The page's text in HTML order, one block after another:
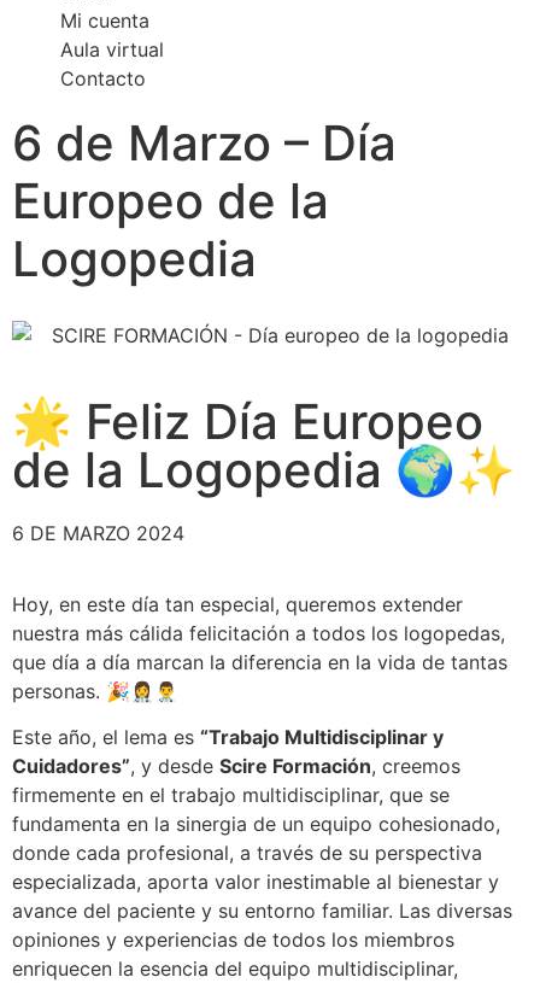
Mi cuenta
Aula virtual
Contacto
6 de Marzo – Día
Europeo de la
Logopedia
🌟 Feliz Día Europeo
de la Logopedia 🌍✨
6 DE MARZO 2024
Hoy, en este día tan especial, queremos extender
nuestra más cálida felicitación a todos los logopedas,
que día a día marcan la diferencia en la vida de tantas
personas. 🎉👩‍⚕️👨‍⚕️
Este año, el lema es “Trabajo Multidisciplinar y
Cuidadores”, y desde Scire Formación, creemos
firmemente en el trabajo multidisciplinar, que se
fundamenta en la sinergia de un equipo cohesionado,
donde cada profesional, a través de su perspectiva
especializada, aporta valor inestimable al bienestar y
avance del paciente y su entorno familiar. Las diversas
opiniones y experiencias de todos los miembros
enriquecen la esencia del equipo multidisciplinar,